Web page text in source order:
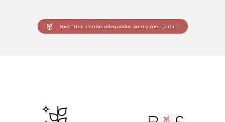
Encontrar plantas adequadas para o meu jardim